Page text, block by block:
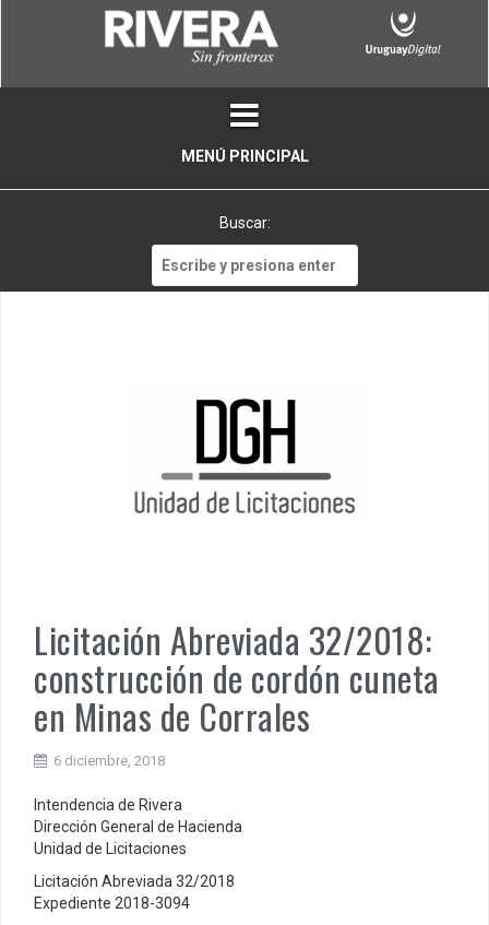
MENÚ PRINCIPAL
Buscar:
Licitación Abreviada 32/2018:
construcción de cordón cuneta
en Minas de Corrales
6 diciembre, 2018
Intendencia de Rivera
Dirección General de Hacienda
Unidad de Licitaciones
Licitación Abreviada 32/2018
Expediente 2018-3094